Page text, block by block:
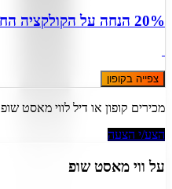
20% הנחה על הקולקציה החדשה
צפייה בקופון
מכירים קופון או דיל לווי מאסט שופ
הצע/י הצעה
על ווי מאסט שופ